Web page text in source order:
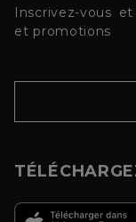
Inscrivez-vous
et promotions